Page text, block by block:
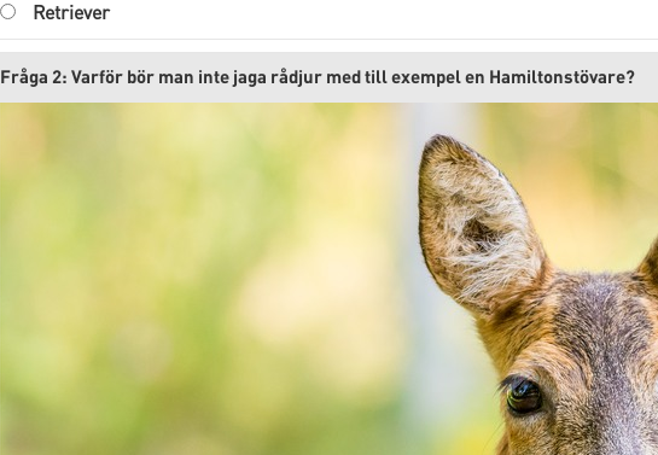
Retriever
Fråga 2: Varför bör man inte jaga rådjur med till exempel en Hamiltonstövare?